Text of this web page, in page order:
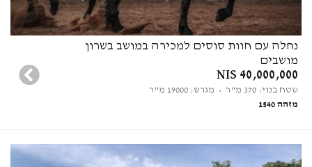
נחלה עם חוות סוסים למכירה במושב בשרון
מושבים
40,000,000 NIS
שטח בנוי: 370 מ"ר
• מגרש: 19000 מ"ר
מזהה 1540